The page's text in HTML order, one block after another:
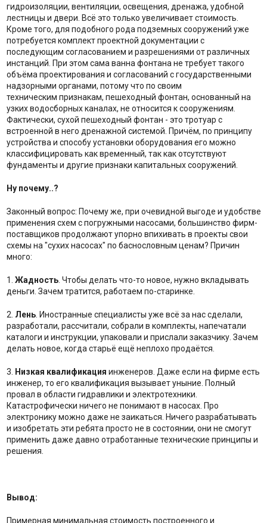
гидроизоляции, вентиляции, освещения, дренажа, удобной
лестницы и двери. Всё это только увеличивает стоимость.
Кроме того, для подобного рода подземных сооружений уже
потребуется комплект проектной документации с
последующим согласованием и разрешениями от различных
инстанций. При этом сама ванна фонтана не требует такого
объёма проектирования и согласований с государственными
надзорными органами, потому что по своим
техническим признакам, пешеходный фонтан, основанный на
узких водосборных каналах, не относится к сооружениям.
Фактически, сухой пешеходный фонтан - это тротуар с
встроенной в него дренажной системой. Причём, по принципу
устройства и способу установки оборудования его можно
классифицировать как временный, так как отсутствуют
фундаменты и другие признаки капитальных сооружений.
Ну почему..?
Законный вопрос: Почему же, при очевидной выгоде и удобстве
применения схем с погружными насосами, большинство фирм-
поставщиков продолжают упорно впихивать в проекты свои
схемы на "сухих насосах" по баснословным ценам? Причин
много:
1. Жадность. Чтобы делать что-то новое, нужно вкладывать
деньги. Зачем тратится, работаем по-старинке.
2. Лень. Иностранные специалисты уже всё за нас сделали,
разработали, рассчитали, собрали в комплекты, напечатали
каталоги и инструкции, упаковали и прислали заказчику. Зачем
делать новое, когда старьё ещё неплохо продаётся.
3. Низкая квалификация инженеров. Даже если на фирме есть
инженер, то его квалификация вызывает уныние. Полный
провал в области гидравлики и электротехники.
Катастрофически ничего не понимают в насосах. Про
электронику можно даже не заикаться. Ничего разрабатывать
и изобретать эти ребята просто не в состоянии, они не смогут
применить даже давно отработанные технические принципы и
решения.
Вывод:
Примерная минимальная стоимость построенного и